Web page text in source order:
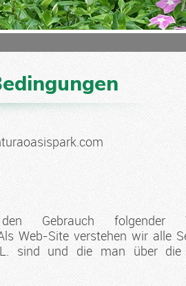
Gebrauch folgender
Web-Site verstehen wir alle
sind und die man über die